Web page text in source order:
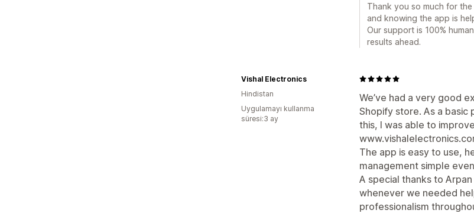
Thank you so much for
and knowing the app is
Our support is 100%
results ahead.
We’ve had a very good
Shopify store. As a
this, I was able to
The app is easy to use,
management simple
A special thanks to
whenever we needed
professionalism
Vishal Electronics
Hindistan
Uygulamayı kullanma
süresi:3 ay